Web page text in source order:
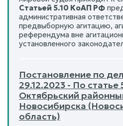
Статьей 5.10 КоАП РФ
административная
предвыборную агитацию,
референдума вне
установленного
Постановление по
29.12.2023 - По
Октябрьский
Новосибирска
область)